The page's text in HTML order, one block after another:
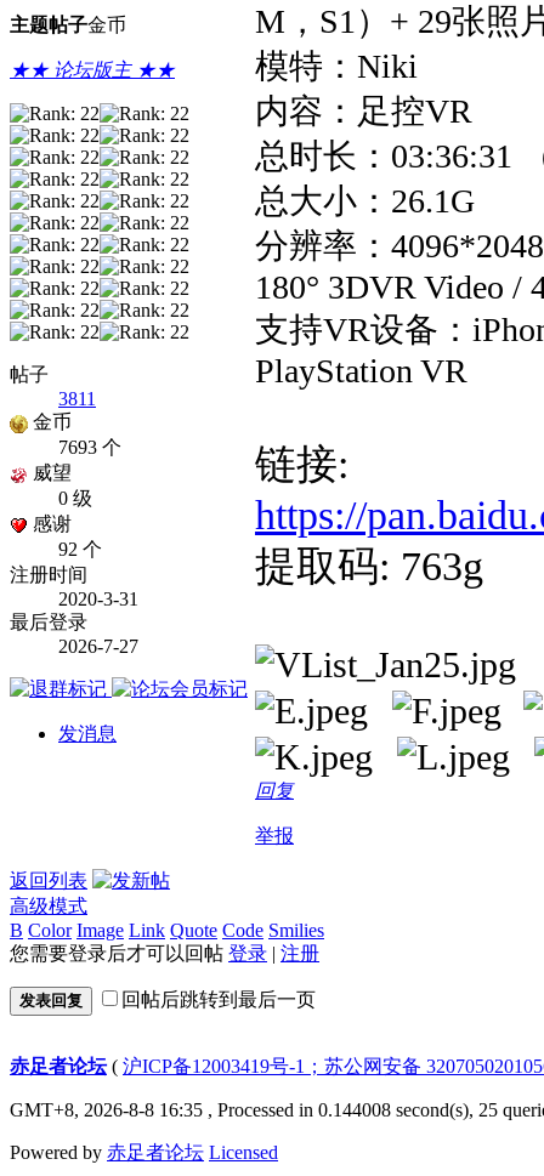
主题帖子金币
★★ 论坛版主 ★★
帖子
3811
金币
7693 个
威望
0 级
感谢
92 个
注册时间
2020-3-31
最后登录
2026-7-27
发消息
M，S1）+ 29张照
模特：Niki
内容：足控VR
总时长：03:36:31
总大小：26.1G
分辨率：
180° 3DVR Video /
支持VR设备：
PlayStation VR
链接:
https://
提取码: 763g
回复
举报
返回列表
高级模式
B Color Image Link Quote Code Smilies
您需要登录后才可以回帖 登录 | 注册
发表回复 回帖后跳转到最后一页
赤足者论坛( 沪ICP备12003419号-1；苏公网安备
GMT+8, 2026-8-8 16:35 , Processed in 0.144008 second(s), 25
Powered by 赤足者论坛 Licensed